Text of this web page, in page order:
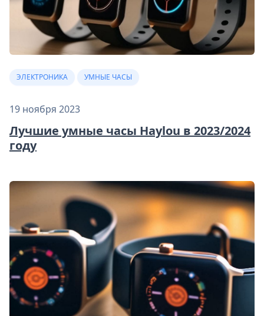
ЭЛЕКТРОНИКА УМНЫЕ ЧАСЫ
19 ноября 2023
Лучшие умные часы Haylou в 2023/2024
году